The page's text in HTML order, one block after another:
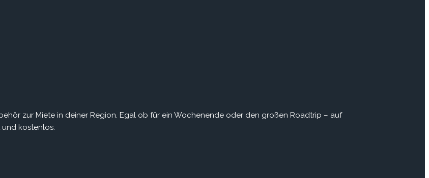
zur Miete in deiner Region. Egal ob für ein Wochenende oder den großen Roadtrip – auf
kostenlos.